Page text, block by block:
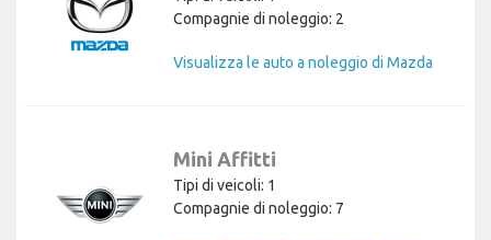
Compagnie di noleggio: 2
Visualizza le auto a noleggio di Mazda
Mini Affitti
Tipi di veicoli: 1
Compagnie di noleggio: 7